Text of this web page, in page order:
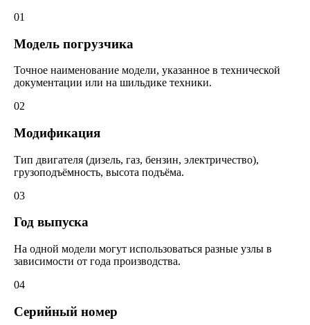
01
Модель погрузчика
Точное наименование модели, указанное в технической
документации или на шильдике техники.
02
Модификация
Тип двигателя (дизель, газ, бензин, электричество),
грузоподъёмность, высота подъёма.
03
Год выпуска
На одной модели могут использоваться разные узлы в
зависимости от года производства.
04
Серийный номер